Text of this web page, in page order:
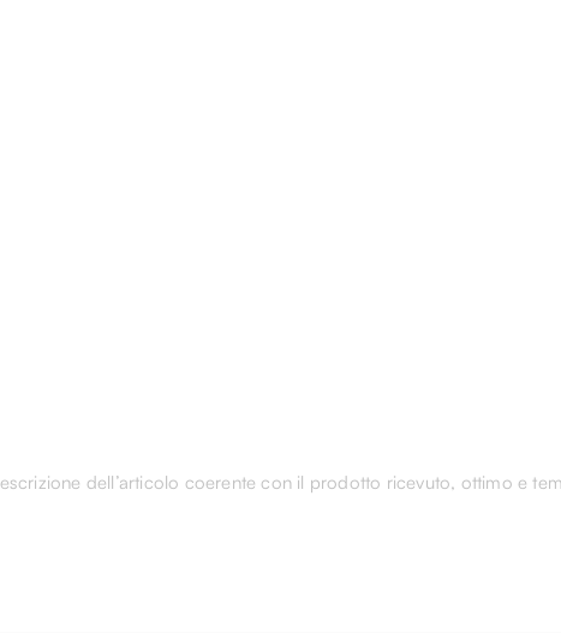
dell’articolo coerente con il prodotto ricevuto, ottimo e